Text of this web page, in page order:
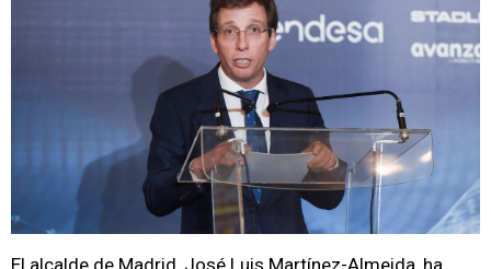
El alcalde de Madrid, José Luis Martínez-Almeida, ha